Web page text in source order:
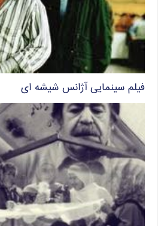
فیلم سینمایی آژانس شیشه ای